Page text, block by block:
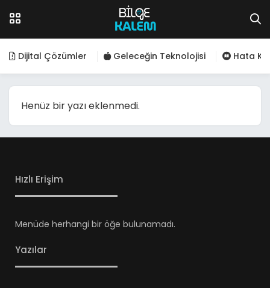
Dijital Çözümler Geleceğin Teknolojisi Hata
Henüz bir yazı eklenmedi.
Hızlı Erişim
Menüde herhangi bir öğe bulunamadı.
Yazılar